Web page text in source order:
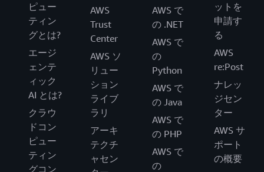
ピュー
ティン
グとは?
エージ
ェンテ
ィック
AI とは?
クラウ
ドコン
ピュー
ティン
グコン
AWS
Trust
Center
AWS ソ
リュー
ション
ライブ
ラリ
アーキ
テクチ
ャセン
AWS で
の .NET
AWS で
の
Python
AWS で
の Java
AWS で
の PHP
AWS で
の
ットを
申請す
る
AWS
re:Post
ナレッ
ジセン
ター
AWS サ
ポート
の概要